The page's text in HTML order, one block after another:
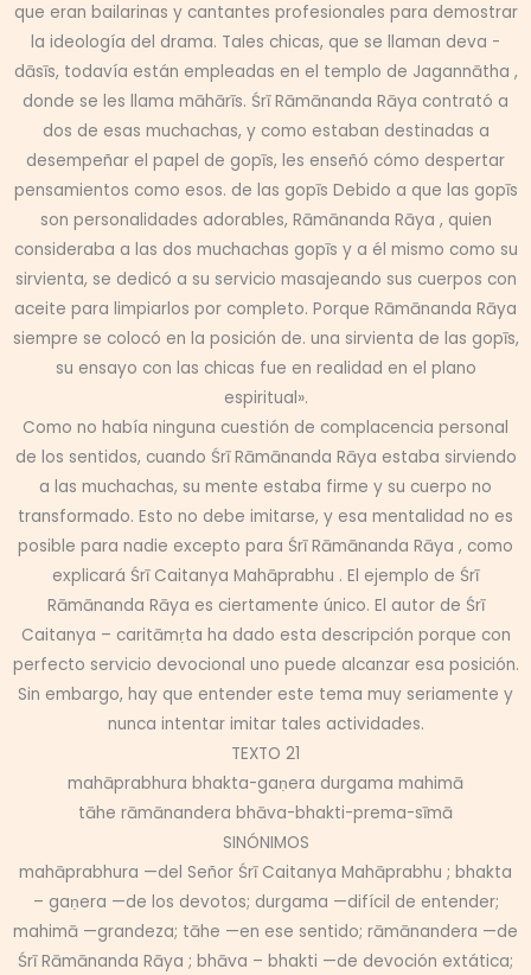
que eran bailarinas y cantantes profesionales para demostrar
la ideología del drama. Tales chicas, que se llaman deva -
dāsīs, todavía están empleadas en el templo de Jagannātha ,
donde se les llama māhārīs. Śrī Rāmānanda Rāya contrató a
dos de esas muchachas, y como estaban destinadas a
desempeñar el papel de gopīs, les enseñó cómo despertar
pensamientos como esos. de las gopīs Debido a que las gopīs
son personalidades adorables, Rāmānanda Rāya , quien
consideraba a las dos muchachas gopīs y a él mismo como su
sirvienta, se dedicó a su servicio masajeando sus cuerpos con
aceite para limpiarlos por completo. Porque Rāmānanda Rāya
siempre se colocó en la posición de. una sirvienta de las gopīs,
su ensayo con las chicas fue en realidad en el plano
espiritual».
Como no había ninguna cuestión de complacencia personal
de los sentidos, cuando Śrī Rāmānanda Rāya estaba sirviendo
a las muchachas, su mente estaba firme y su cuerpo no
transformado. Esto no debe imitarse, y esa mentalidad no es
posible para nadie excepto para Śrī Rāmānanda Rāya , como
explicará Śrī Caitanya Mahāprabhu . El ejemplo de Śrī
Rāmānanda Rāya es ciertamente único. El autor de Śrī
Caitanya – caritāmṛta ha dado esta descripción porque con
perfecto servicio devocional uno puede alcanzar esa posición.
Sin embargo, hay que entender este tema muy seriamente y
nunca intentar imitar tales actividades.
TEXTO 21
mahāprabhura bhakta-gaṇera durgama mahimā
tāhe rāmānandera bhāva-bhakti-prema-sīmā
SINÓNIMOS
mahāprabhura —del Señor Śrī Caitanya Mahāprabhu ; bhakta
– gaṇera —de los devotos; durgama —difícil de entender;
mahimā —grandeza; tāhe —en ese sentido; rāmānandera —de
Śrī Rāmānanda Rāya ; bhāva – bhakti —de devoción extática;